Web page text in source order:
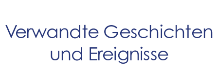
Verwandte Geschichten
und Ereignisse